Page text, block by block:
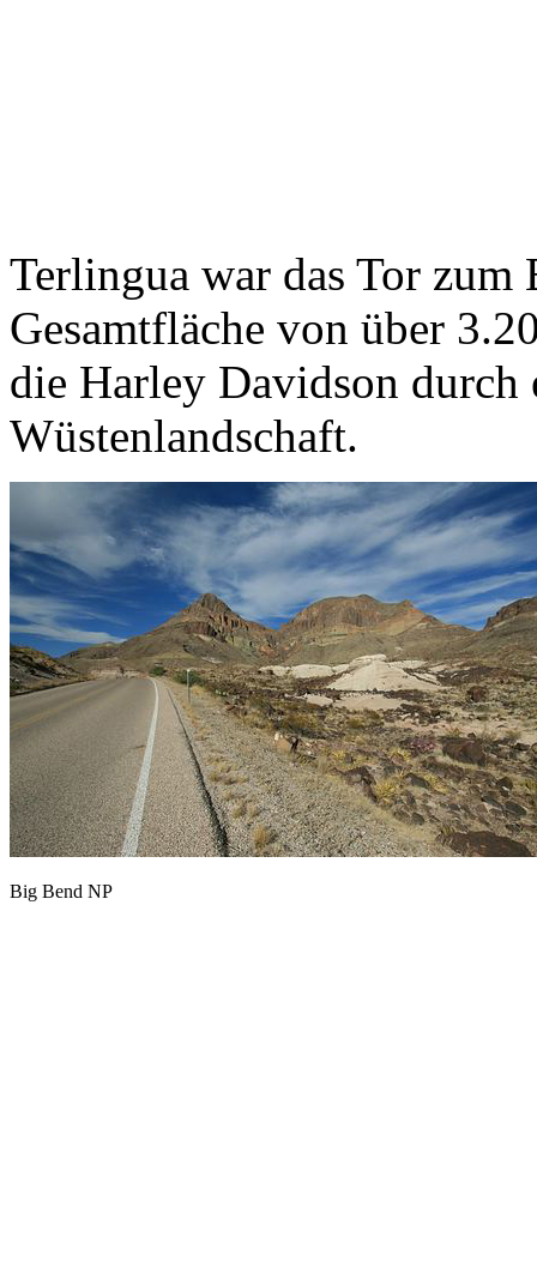
Terlingua war das Tor zum
Gesamtfläche von über
die Harley Davidson durch
Wüstenlandschaft.
Big Bend NP